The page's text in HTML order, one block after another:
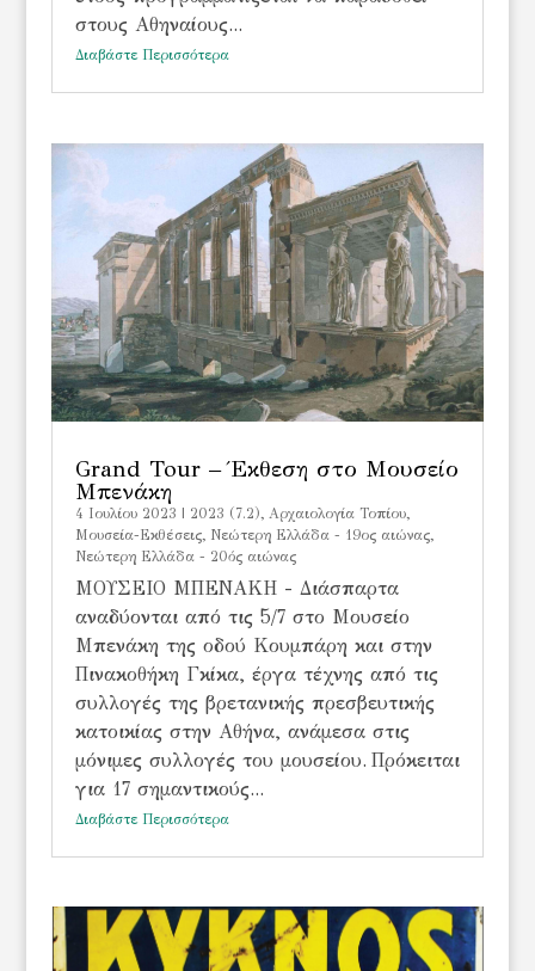
στους Αθηναίους...
Διαβάστε Περισσότερα
Grand Tour – Έκθεση στο Μουσείο
Μπενάκη
4 Ιουλίου 2023 | 2023 (7.2) Αρχαιολογία Τοπίου,
Μουσεία-Εκθέσεις, Νεώτερη Ελλάδα - 19ος αιώνας,
Νεώτερη Ελλάδα - 20ός αιώνας
ΜΟΥΣΕΙΟ ΜΠΕΝΑΚΗ - Διάσπαρτα
αναδύονται από τις 5/7 στο Μουσείο
Μπενάκη της οδού Κουμπάρη και στην
Πινακοθήκη Γκίκα, έργα τέχνης από τις
συλλογές της βρετανικής πρεσβευτικής
κατοικίας στην Αθήνα, ανάμεσα στις
μόνιμες συλλογές του μουσείου. Πρόκειται
για 17 σημαντικούς...
Διαβάστε Περισσότερα